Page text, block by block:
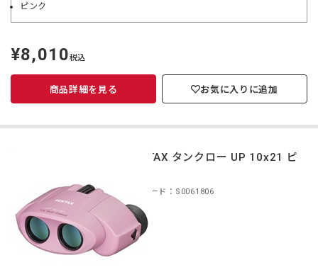
ピンク
定
価
¥8,010税込
商品詳細を見る お気に入りに追加
PENTAX タンクロー UP 10x21 ピ
商品コード：S0061806